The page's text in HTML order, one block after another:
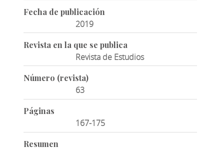
Fecha de publicación
2019
Revista en la que se publica
Revista de Estudios
Número (revista)
63
Páginas
167-175
Resumen